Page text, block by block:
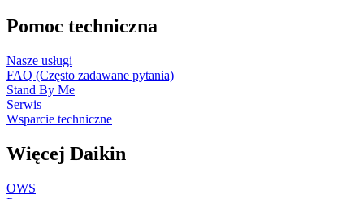
Pomoc techniczna
Nasze usługi
FAQ (Często zadawane pytania)
Stand By Me
Serwis
Wsparcie techniczne
Więcej Daikin
OWS